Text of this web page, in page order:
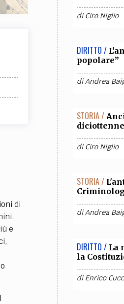
di
e
diCiro Niglio
DIRITTO /
popolare”
diAndrea
STORIA /
diciottenne
diCiro Niglio
STORIA /
diAndrea
DIRITTO / La
la
diEnrico